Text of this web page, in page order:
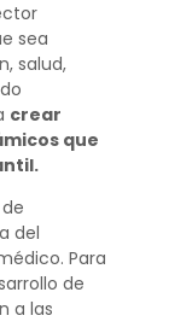
sea
salud,
crear
que
del
Para
de
a las